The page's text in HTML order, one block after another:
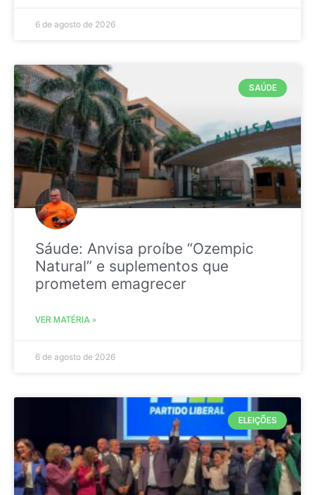
6 de agosto de 2026
SAÚDE
Sáude: Anvisa proíbe “Ozempic
Natural” e suplementos que
prometem emagrecer
VER MATÉRIA »
6 de agosto de 2026
ELEIÇÕES